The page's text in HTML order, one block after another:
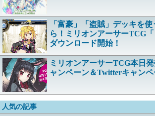
「富豪」「盗賊」デッキを
ら！ミリオンアーサーTCG「
ダウンロード開始！
ミリオンアーサーTCG本日
ャンペーン＆Twitterキャンペ
人気の記事